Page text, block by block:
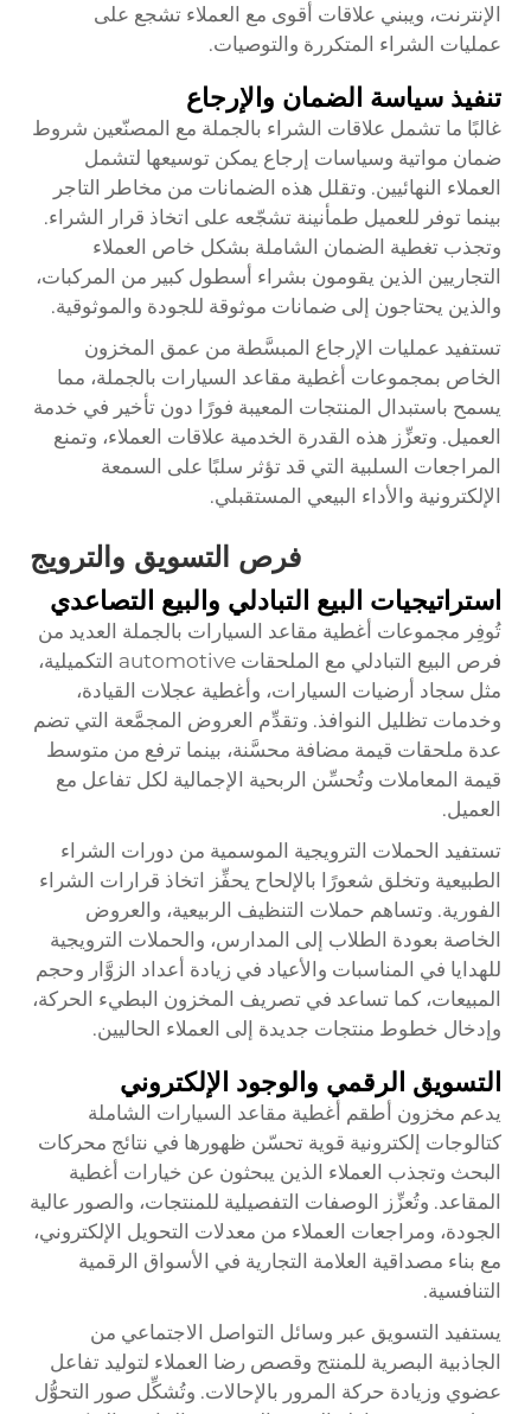
الإنترنت، ويبني علاقات أقوى مع العملاء تشجع على
عمليات الشراء المتكررة والتوصيات.
تنفيذ سياسة الضمان والإرجاع
غالبًا ما تشمل علاقات الشراء بالجملة مع المصنّعين شروط
ضمان مواتية وسياسات إرجاع يمكن توسيعها لتشمل
العملاء النهائيين. وتقلل هذه الضمانات من مخاطر التاجر
بينما توفر للعميل طمأنينة تشجّعه على اتخاذ قرار الشراء.
وتجذب تغطية الضمان الشاملة بشكل خاص العملاء
التجاريين الذين يقومون بشراء أسطول كبير من المركبات،
والذين يحتاجون إلى ضمانات موثوقة للجودة والموثوقية.
تستفيد عمليات الإرجاع المبسَّطة من عمق المخزون
الخاص بمجموعات أغطية مقاعد السيارات بالجملة، مما
يسمح باستبدال المنتجات المعيبة فورًا دون تأخير في خدمة
العميل. وتعزِّز هذه القدرة الخدمية علاقات العملاء، وتمنع
المراجعات السلبية التي قد تؤثر سلبًا على السمعة
الإلكترونية والأداء البيعي المستقبلي.
فرص التسويق والترويج
استراتيجيات البيع التبادلي والبيع التصاعدي
تُوفِر مجموعات أغطية مقاعد السيارات بالجملة العديد من
فرص البيع التبادلي مع الملحقات automotive التكميلية،
مثل سجاد أرضيات السيارات، وأغطية عجلات القيادة،
وخدمات تظليل النوافذ. وتقدِّم العروض المجمَّعة التي تضم
عدة ملحقات قيمة مضافة محسَّنة، بينما ترفع من متوسط
قيمة المعاملات وتُحسِّن الربحية الإجمالية لكل تفاعل مع
العميل.
تستفيد الحملات الترويجية الموسمية من دورات الشراء
الطبيعية وتخلق شعورًا بالإلحاح يحفِّز اتخاذ قرارات الشراء
الفورية. وتساهم حملات التنظيف الربيعية، والعروض
الخاصة بعودة الطلاب إلى المدارس، والحملات الترويجية
للهدايا في المناسبات والأعياد في زيادة أعداد الزوَّار وحجم
المبيعات، كما تساعد في تصريف المخزون البطيء الحركة،
وإدخال خطوط منتجات جديدة إلى العملاء الحاليين.
التسويق الرقمي والوجود الإلكتروني
يدعم مخزون أطقم أغطية مقاعد السيارات الشاملة
كتالوجات إلكترونية قوية تحسّن ظهورها في نتائج محركات
البحث وتجذب العملاء الذين يبحثون عن خيارات أغطية
المقاعد. وتُعزِّز الوصفات التفصيلية للمنتجات، والصور عالية
الجودة، ومراجعات العملاء من معدلات التحويل الإلكتروني،
مع بناء مصداقية العلامة التجارية في الأسواق الرقمية
التنافسية.
يستفيد التسويق عبر وسائل التواصل الاجتماعي من
الجاذبية البصرية للمنتج وقصص رضا العملاء لتوليد تفاعل
عضوي وزيادة حركة المرور بالإحالات. وتُشكِّل صور التحوُّل